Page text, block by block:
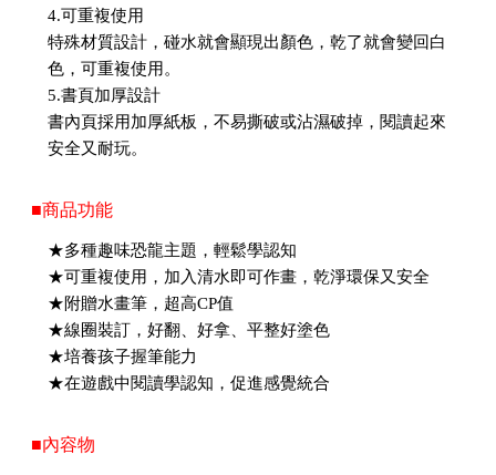
4.可重複使用
特殊材質設計，碰水就會顯現出顏色，乾了就會變回白
色，可重複使用。
5.書頁加厚設計
書內頁採用加厚紙板，不易撕破或沾濕破掉，閱讀起來
安全又耐玩。
■商品功能
★多種趣味恐龍主題，輕鬆學認知
★可重複使用，加入清水即可作畫，乾淨環保又安全
★附贈水畫筆，超高CP值
★線圈裝訂，好翻、好拿、平整好塗色
★培養孩子握筆能力
★在遊戲中閱讀學認知，促進感覺統合
■內容物